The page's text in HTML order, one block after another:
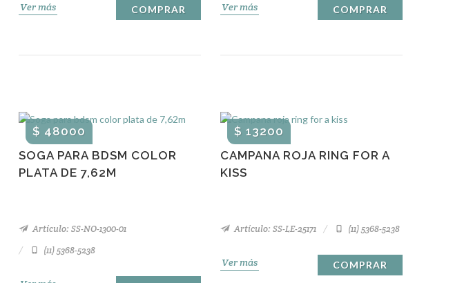
Ver más COMPRAR Ver más COMPRAR
SOGA PARA BDSM COLOR
PLATA DE 7,62M
$ 48000
Artículo: SS-NO-1300-01
(11) 5368-5238
CAMPANA ROJA RING FOR A
KISS
$ 13200
Artículo: SS-LE-25171 (11) 5368-5238
Ver más COMPRAR